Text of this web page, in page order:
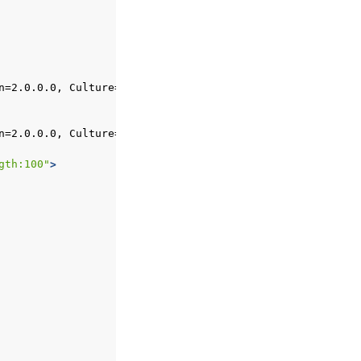
Culture=neutral,
Culture=neutral,
>